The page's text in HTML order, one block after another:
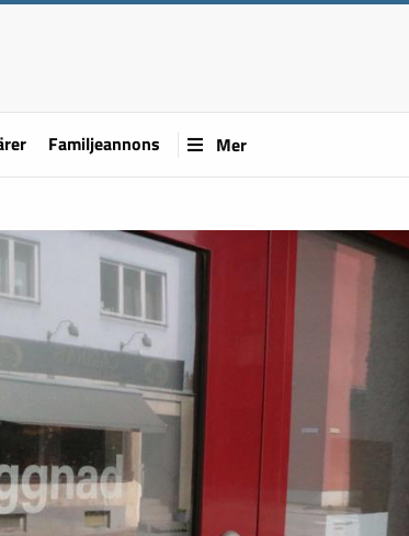
Familjeannons Mer